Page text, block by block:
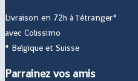
Livraison en 72h à l'étranger*
avec Colissimo
* Belgique et Suisse
Parrainez vos amis